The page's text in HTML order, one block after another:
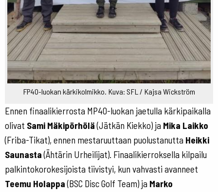
FP40-luokan kärkikolmikko. Kuva: SFL / Kajsa Wickström
Ennen finaalikierrosta MP40-luokan jaetulla kärkipaikalla
olivat Sami Mäkipörhölä(Jätkän Kiekko) ja Mika Laikko
(Friba-Tikat), ennen mestaruuttaan puolustanutta Heikki
Saunasta(Ähtärin Urheilijat). Finaalikierroksella kilpailu
palkintokorokesijoista tiivistyi, kun vahvasti avanneet
Teemu Holappa(BSC Disc Golf Team) ja Marko